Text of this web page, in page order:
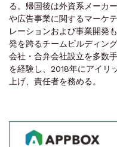
る。帰国後は外資系メーカ
や広告事業に関するマーケ
レーションおよび事業開発
発を跨るチームビルディン
会社・合弁会社設立を多数
を経験し、2018年にアイリ
上げ、責任者を務める。